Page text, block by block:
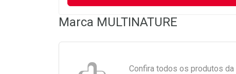
Marca MULTINATURE
Confira todos os produtos da